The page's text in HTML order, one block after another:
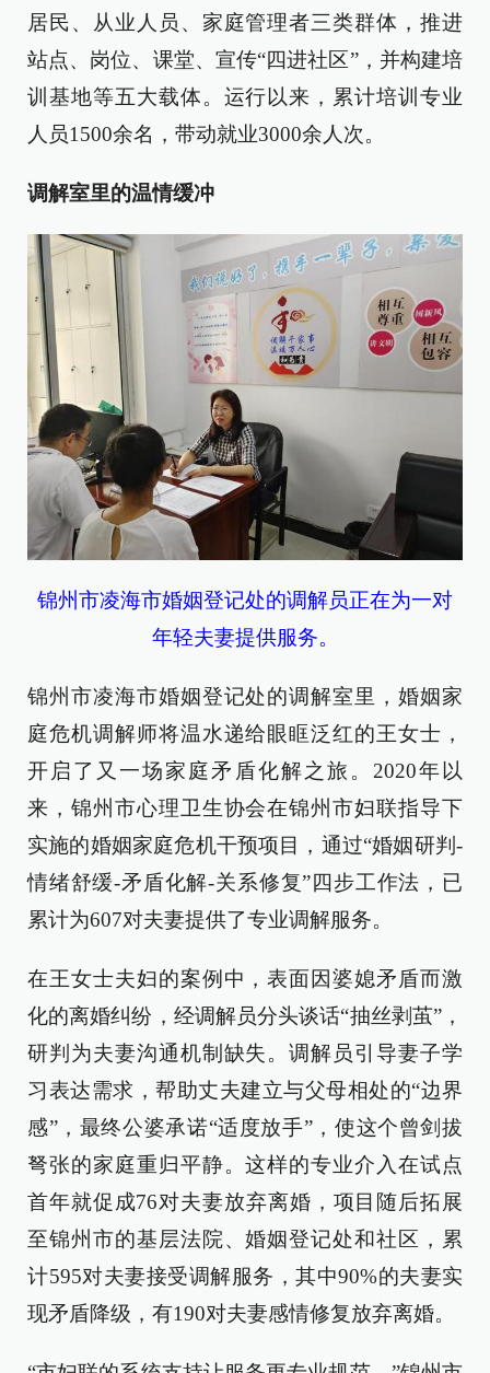
居民、从业人员、家庭管理者三类群体，推进
站点、岗位、课堂、宣传“四进社区”，并构建培
训基地等五大载体。运行以来，累计培训专业
人员1500余名，带动就业3000余人次。
调解室里的温情缓冲
锦州市凌海市婚姻登记处的调解员正在为一对
年轻夫妻提供服务。
锦州市凌海市婚姻登记处的调解室里，婚姻家
庭危机调解师将温水递给眼眶泛红的王女士，
开启了又一场家庭矛盾化解之旅。2020年以
来，锦州市心理卫生协会在锦州市妇联指导下
实施的婚姻家庭危机干预项目，通过“婚姻研判-
情绪舒缓-矛盾化解-关系修复”四步工作法，已
累计为607对夫妻提供了专业调解服务。
在王女士夫妇的案例中，表面因婆媳矛盾而激
化的离婚纠纷，经调解员分头谈话“抽丝剥茧”，
研判为夫妻沟通机制缺失。调解员引导妻子学
习表达需求，帮助丈夫建立与父母相处的“边界
感”，最终公婆承诺“适度放手”，使这个曾剑拔
弩张的家庭重归平静。这样的专业介入在试点
首年就促成76对夫妻放弃离婚，项目随后拓展
至锦州市的基层法院、婚姻登记处和社区，累
计595对夫妻接受调解服务，其中90%的夫妻实
现矛盾降级，有190对夫妻感情修复放弃离婚。